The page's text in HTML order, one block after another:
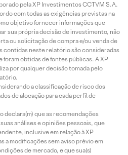
pela XP Investimentos CCTVM S.A.
com todas as exigências previstas na
objetivo fornecer informações que
sua própria decisão de investimento, não
ou solicitação de compra e/ou venda de
contidas neste relatório são consideradas
foram obtidas de fontes públicas. A XP
por qualquer decisão tomada pelo
a classificação de risco dos
de alocação para cada perfil de
declara(m) que as recomendações
análises e opiniões pessoais, que
inclusive em relação à XP
a modificações sem aviso prévio em
de mercado, e que sua(s)